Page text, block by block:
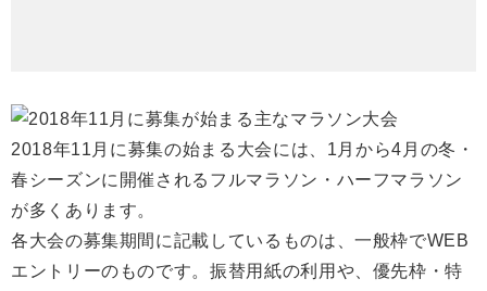
2018年11月に募集の始まる大会には、1月から4月の冬・
春シーズンに開催されるフルマラソン・ハーフマラソン
が多くあります。
各大会の募集期間に記載しているものは、一般枠でWEB
エントリーのものです。振替用紙の利用や、優先枠・特